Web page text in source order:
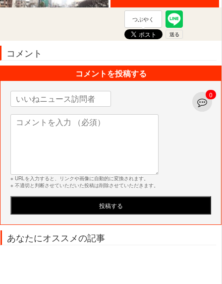
つぶやく
コメント
0
コメントを投稿する
※ URLを入力すると、リンクや画像に自動的に変換されます。
※ 不適切と判断させていただいた投稿は削除させていただきます。
あなたにオススメの記事